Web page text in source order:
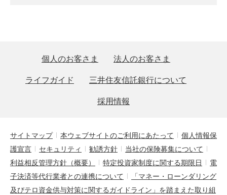
個人のお客さま
法人のお客さま
ライフガイド
三井住友信託銀行について
採用情報
サイトマップ 本ウェブサイトのご利用にあたって
個人情報保
護宣言
セキュリティ 勧誘方針
当社の保険募集について
利益相反管理方針（概要）
特定投資家制度に関する期限日
電
子決済等代行業者との連携について
「マネー・ローンダリング
及びテロ資金供与対策に関するガイドライン」を踏まえた取り組